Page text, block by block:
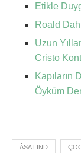
Etikle
Roald
Uzun
Cristo
Kapıların
Öyküm
ÂSA LIND